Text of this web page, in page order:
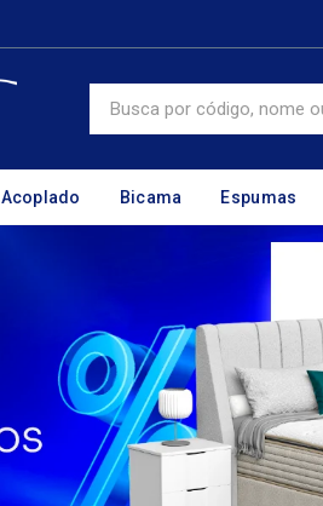
Acoplado Bicama Espumas